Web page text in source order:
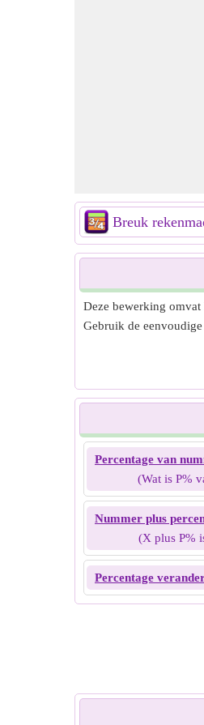
Breuk
Deze bewerking omvat
Gebruik de
Percentage van
(Wat is P%
Nummer plus
(X plus P%
Percentage